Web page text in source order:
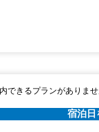
できるプランがありま
宿泊日